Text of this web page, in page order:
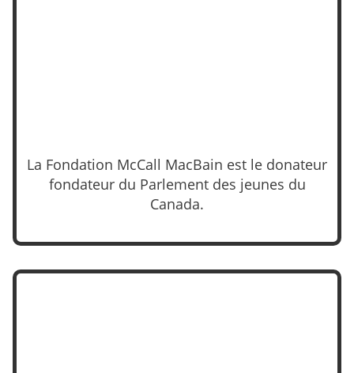
La Fondation McCall MacBain est le donateur
fondateur du Parlement des jeunes du
Canada.